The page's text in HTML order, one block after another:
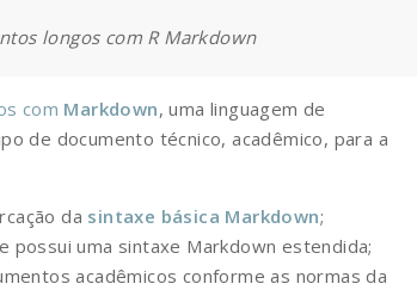
longos com R Markdown
com Markdown, uma linguagem de
de documento técnico, acadêmico, para a
da sintaxe básica Markdown;
possui uma sintaxe Markdown estendida;
acadêmicos conforme as normas da